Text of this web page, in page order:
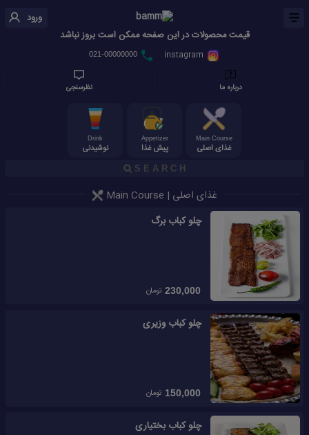
ورود
قیمت محصولات در این صفحه ممکن است بروز نباشد
021-00000000
درباره ما نظرسنجی
Main Course
غذای اصلی
Appetizer
پیش غذا
Drink
نوشیدنی
غذای اصلی | Main Course
چلو کباب برگ
230,000 تومان
چلو کباب وزیری
150,000 تومان
چلو کباب بختیاری